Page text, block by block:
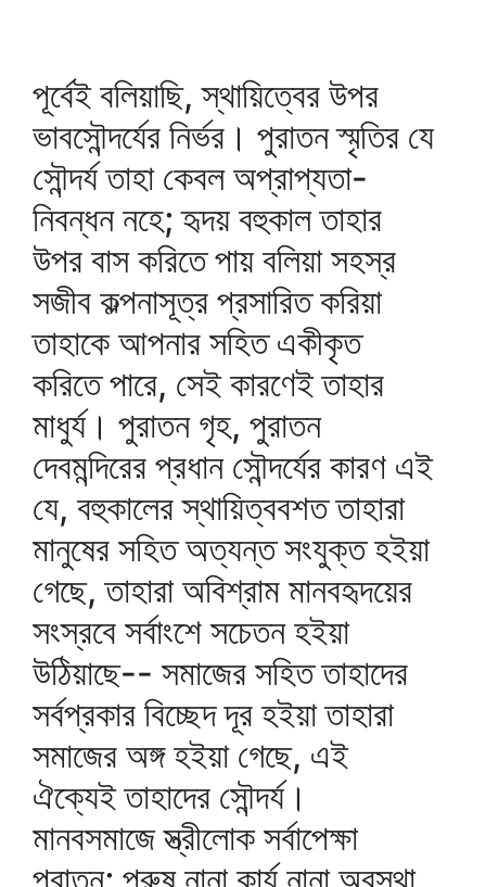
পূর্বেই বলিয়াছি, স্থায়িত্বের উপর
ভাবসৌন্দর্যের নির্ভর। পুরাতন স্মৃতির যে
সৌন্দর্য তাহা কেবল অপ্রাপ্যতা-
নিবন্ধন নহে; হৃদয় বহুকাল তাহার
উপর বাস করিতে পায় বলিয়া সহস্র
সজীব কল্পনাসূত্র প্রসারিত করিয়া
তাহাকে আপনার সহিত একীকৃত
করিতে পারে, সেই কারণেই তাহার
মাধুর্য। পুরাতন গৃহ, পুরাতন
দেবমন্দিরের প্রধান সৌন্দর্যের কারণ এই
যে, বহুকালের স্থায়িত্ববশত তাহারা
মানুষের সহিত অত্যন্ত সংযুক্ত হইয়া
গেছে, তাহারা অবিশ্রাম মানবহৃদয়ের
সংস্রবে সর্বাংশে সচেতন হইয়া
উঠিয়াছে-- সমাজের সহিত তাহাদের
সর্বপ্রকার বিচ্ছেদ দূর হইয়া তাহারা
সমাজের অঙ্গ হইয়া গেছে, এই
ঐক্যেই তাহাদের সৌন্দর্য।
মানবসমাজে স্ত্রীলোক সর্বাপেক্ষা